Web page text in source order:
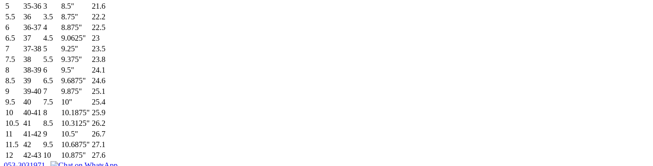
5
35-36 3 8.5"
21.6
5.5
36 3.5 8.75"
22.2
6
36-37 4 8.875"
22.5
6.5
37 4.5 9.0625"
23
7
37-38 5 9.25"
23.5
7.5
38 5.5 9.375"
23.8
8
38-39 6 9.5"
24.1
8.5
39 6.5 9.6875"
24.6
9
39-40 7 9.875"
25.1
9.5
40 7.5 10"
25.4
10
40-41 8 10.1875" 25.9
10.5 41 8.5 10.3125" 26.2
11
41-42 9 10.5"
26.7
11.5 42 9.5 10.6875" 27.1
12
42-43 10 10.875"
27.6